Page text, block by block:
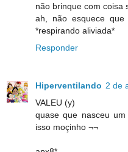
não brinque com coisa
ah, não esquece
*respirando aliviada*
Responder
Hiperventilando 2 de
VALEU (y)
quase que nasceu
isso moçinho ¬¬